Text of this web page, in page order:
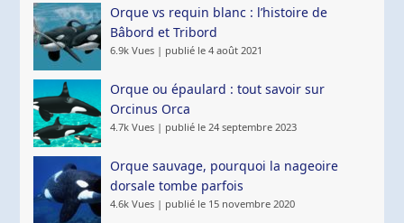
Orque vs requin blanc : l’histoire de
Bâbord et Tribord
6.9k Vues | publié le 4 août 2021
Orque ou épaulard : tout savoir sur
Orcinus Orca
4.7k Vues | publié le 24 septembre 2023
Orque sauvage, pourquoi la nageoire
dorsale tombe parfois
4.6k Vues | publié le 15 novembre 2020